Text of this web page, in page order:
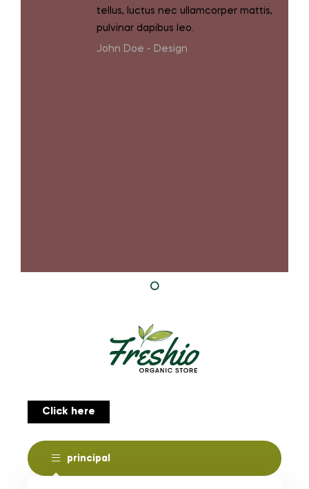
tellus, luctus nec ullamcorper mattis,
pulvinar dapibus leo.
John Doe - Design
Click here
principal